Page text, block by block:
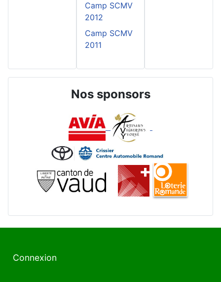
Camp SCMV
2012
Camp SCMV
2011
Nos sponsors
Connexion